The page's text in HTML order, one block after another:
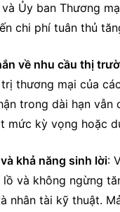
Ủy ban Thương
chi phí tuân thủ
về nhu cầu thị
thương mại của
trong dài hạn vẫn
mức kỳ vọng hoặc
khả năng sinh lời:
và không ngừng
nhân tài kỹ thuật.